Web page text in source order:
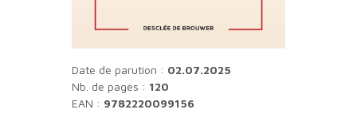
Date de parution : 02.07.2025
Nb. de pages : 120
EAN : 9782220099156